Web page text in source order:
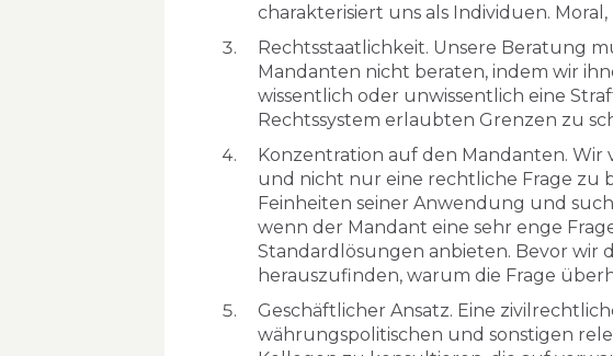
charakterisiert uns als Individuen.
Rechtsstaatlichkeit. Unsere Beratung
Mandanten nicht beraten, indem wir
wissentlich oder unwissentlich eine
Rechtssystem erlaubten Grenzen zu
Konzentration auf den Mandanten. Wir
und nicht nur eine rechtliche Frage zu
Feinheiten seiner Anwendung und
wenn der Mandant eine sehr enge
Standardlösungen anbieten. Bevor wir
herauszufinden, warum die Frage
Geschäftlicher Ansatz. Eine
währungspolitischen und sonstigen